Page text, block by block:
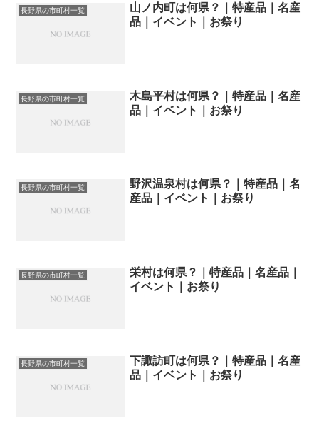
長野県の市町村一覧
山ノ内町は何県？｜特産品｜名産
品｜イベント｜お祭り
長野県の市町村一覧
木島平村は何県？｜特産品｜名産
品｜イベント｜お祭り
長野県の市町村一覧
野沢温泉村は何県？｜特産品｜名
産品｜イベント｜お祭り
長野県の市町村一覧
栄村は何県？｜特産品｜名産品｜
イベント｜お祭り
長野県の市町村一覧
下諏訪町は何県？｜特産品｜名産
品｜イベント｜お祭り